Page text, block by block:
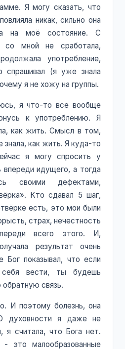
Я могу сказать, что
никак, сильно она
на моё состояние. С
со мной не сработала,
употребление,
спрашивал (я уже знала
я не хожу на группы.
я что-то все вообще
к употреблению. Я
как жить. Смысл в том,
знала, как жить. Я куда-то
я могу спросить у
впереди идущего, а тогда
своими дефектами,
Кто сдавал 5 шаг,
есть, это мои были
страх, нечестность
всего этого. И,
результат очень
Бог показывал, что если
вести, ты будешь
обратную связь.
И поэтому болезнь, она
О духовности я даже не
я считала, что Бога нет.
- это малообразованные